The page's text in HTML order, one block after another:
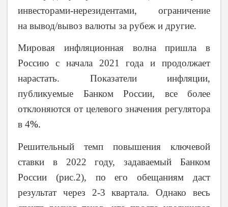
инвесторами-нерезидентами, ограничение
на вывод/вывоз валюты за рубеж и другие.
Мировая инфляционная волна пришла в
Россию с начала 2021 года и продолжает
нарастать. Показатели инфляции,
публикуемые Банком России, все более
отклоняются от целевого значения регулятора
в 4%.
Решительный темп повышения ключевой
ставки в 2022 году, задаваемый Банком
России (рис.2), по его обещаниям даст
результат через 2-3 квартала. Однако весь